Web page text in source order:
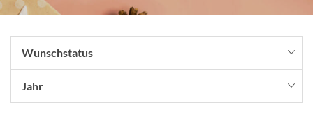
Wunschstatus
Jahr